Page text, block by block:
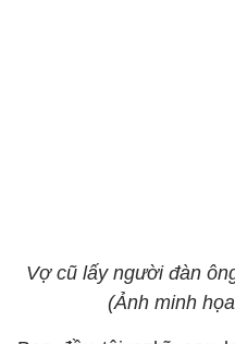
Vợ cũ lấy người đàn
(Ảnh minh